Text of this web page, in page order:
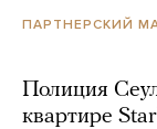
ПАРТНЕРСКИЙ
Полиция
квартире